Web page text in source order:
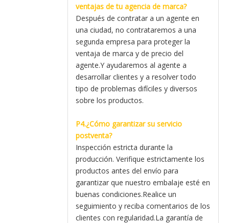
ventajas de tu agencia de marca?
Después de contratar a un agente en
una ciudad, no contrataremos a una
segunda empresa para proteger la
ventaja de marca y de precio del
agente.Y ayudaremos al agente a
desarrollar clientes y a resolver todo
tipo de problemas difíciles y diversos
sobre los productos.
P4.¿Cómo garantizar su servicio
postventa?
Inspección estricta durante la
producción. Verifique estrictamente los
productos antes del envío para
garantizar que nuestro embalaje esté en
buenas condiciones.Realice un
seguimiento y reciba comentarios de los
clientes con regularidad.La garantía de